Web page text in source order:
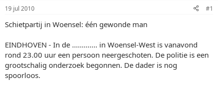
t
a
r
r
u
19 jul 2010 #1
Schietpartij in Woensel: één gewonde man
EINDHOVEN - In de ............. in Woensel-West is vanavond
rond 23.00 uur een persoon neergeschoten. De politie is een
grootschalig onderzoek begonnen. De dader is nog
spoorloos.